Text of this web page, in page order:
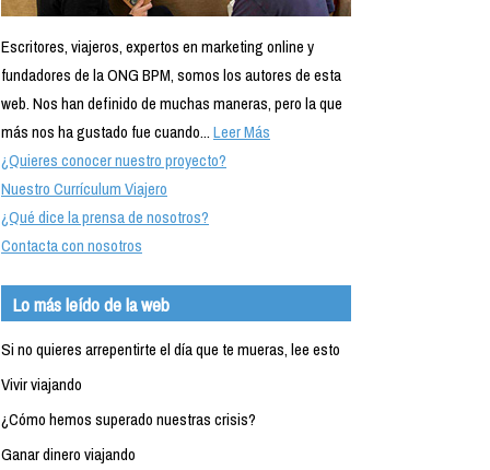
Escritores, viajeros, expertos en marketing online y
fundadores de la ONG BPM, somos los autores de esta
web. Nos han definido de muchas maneras, pero la que
más nos ha gustado fue cuando...Leer Más
¿Quieres conocer nuestro proyecto?
Nuestro Currículum Viajero
¿Qué dice la prensa de nosotros?
Contacta con nosotros
Lo más leído de la web
Si no quieres arrepentirte el día que te mueras, lee esto
Vivir viajando
¿Cómo hemos superado nuestras crisis?
Ganar dinero viajando